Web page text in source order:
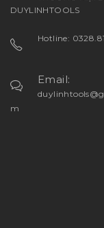
DUYLINHTOOLS
Hotline:
Email:
m